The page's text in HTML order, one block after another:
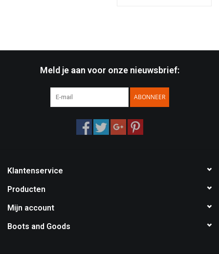
Meld je aan voor onze nieuwsbrief:
ABONNEER
Klantenservice
Producten
Mijn account
Boots and Goods